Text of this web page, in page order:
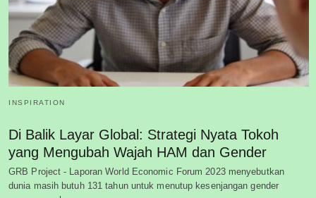
INSPIRATION
Di Balik Layar Global: Strategi Nyata Tokoh
yang Mengubah Wajah HAM dan Gender
GRB Project - Laporan World Economic Forum 2023 menyebutkan
dunia masih butuh 131 tahun untuk menutup kesenjangan gender